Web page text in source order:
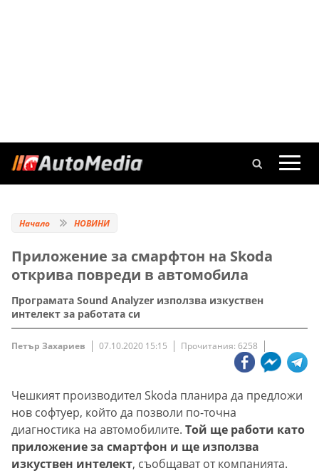
Начало НОВИНИ
Приложение за смарфтон на Skoda
открива повреди в автомобила
Програмата Sound Analyzer използва изкуствен
интелект за работата си
Петър Захариев 07.10.2020 15:15 Прочитания: 6258
Чешкият производител Skoda планира да предложи
нов софтуер, който да позволи по-точна
диагностика на автомобилите. Той ще работи като
приложение за смартфон и ще използва
изкуствен интелект, съобщават от компанията.